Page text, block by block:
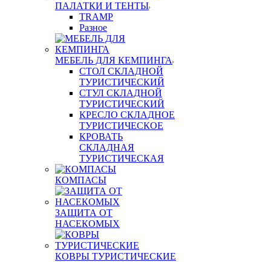
ПАЛАТКИ И ТЕНТЫ
TRAMP
Разное
МЕБЕЛЬ ДЛЯ КЕМПИНГА
СТОЛ СКЛАДНОЙ
ТУРИСТИЧЕСКИЙ
СТУЛ СКЛАДНОЙ
ТУРИСТИЧЕСКИЙ
КРЕСЛО СКЛАДНОЕ
ТУРИСТИЧЕСКОЕ
КРОВАТЬ
СКЛАДНАЯ
ТУРИСТИЧЕСКАЯ
КОМПАСЫ
ЗАЩИТА ОТ
НАСЕКОМЫХ
КОВРЫ ТУРИСТИЧЕСКИЕ